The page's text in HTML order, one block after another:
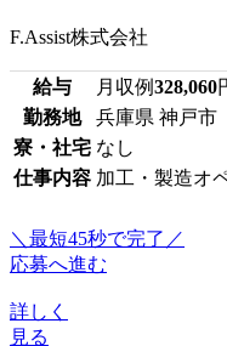
F.Assist株式会社
給与 月収例328,060
勤務地
兵庫県 神戸市
寮・社宅 なし
仕事内容 加工・製造オ
＼最短45秒で完了／
応募へ進む
詳しく
見る